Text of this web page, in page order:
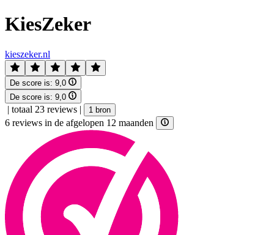
KiesZeker
kieszeker.nl
De score is: 9,0
De score is: 9,0
| totaal 23 reviews | 1 bron
6 reviews in de afgelopen 12 maanden